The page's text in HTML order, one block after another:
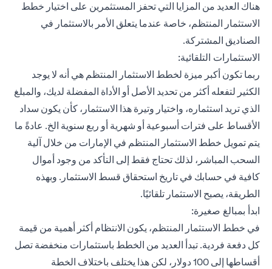
هناك العديد من المزايا التي تحفز المستثمرين على اختيار خطط
الاستثمار المنتظم، خاصة عندما يتعلق الأمر بالاستثمار في
الصناديق المشتركة.
الاستثمارات التلقائية:
ربما تكون أكبر ميزة لخطط الاستثمار المنتظم هي أنه لا يوجد
الكثير لتفعله أكثر من تحديد الأصل أو الأداة المفضلة لديك، والمبلغ
الذي تريد استثماره، واختيار وتيرة هذا الاستثمار، كأن يكون سداد
الأقساط على فترات أسبوعية أو شهرية أو ربع سنوية الخ. عادةً ما
يتم تمويل خطط الاستثمار المنتظم في الإمارات من خلال آلية
السحب المباشر، لذلك تحتاج فقط إلى التأكد من وجود أموال
كافية في حسابك في تاريخ استحقاق قسط الاستثمار. وبهذه
الطريقة، يصبح الاستثمار تلقائيًا.
ابدأ بمبالغ صغيرة:
في خطط الاستثمار المنتظم، يكون الانتظام أكثر أهمية من قيمة
كل دفعة فردية. تبدأ العديد من الخطط باستثمارات منخفضة تصل
أقساطها إلى 100 دولار، لكن هذا يختلف باختلاف الخطة